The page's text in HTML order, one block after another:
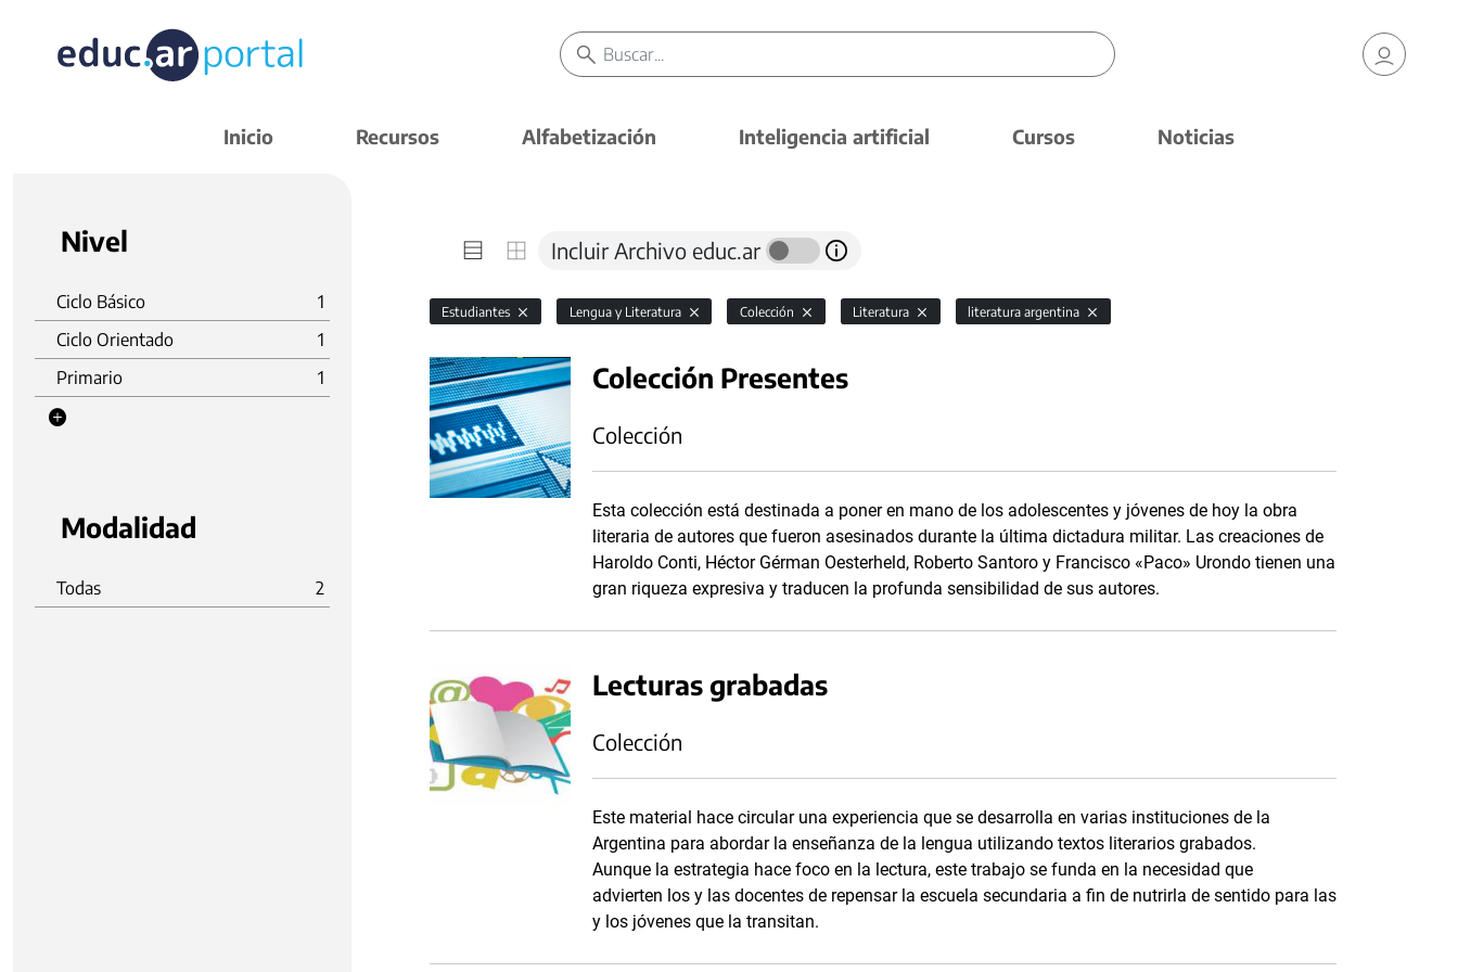
Inicio Recursos Alfabetización Inteligencia artificial Cursos Noticias
Nivel
Ciclo Básico
1
Ciclo Orientado
1
Primario
1
Modalidad
Todas 2
Incluir Archivo educ.ar
Estudiantes Lengua y Literatura Colección Literatura literatura argentina
Colección Presentes
Colección
Esta colección está destinada a poner en mano de los adolescentes y jóvenes de hoy la obra
literaria de autores que fueron asesinados durante la última dictadura militar. Las creaciones de
Haroldo Conti, Héctor Gérman Oesterheld, Roberto Santoro y Francisco «Paco» Urondo tienen una
gran riqueza expresiva y traducen la profunda sensibilidad de sus autores.
Lecturas grabadas
Colección
Este material hace circular una experiencia que se desarrolla en varias instituciones de la
Argentina para abordar la enseñanza de la lengua utilizando textos literarios grabados.
Aunque la estrategia hace foco en la lectura, este trabajo se funda en la necesidad que
advierten los y las docentes de repensar la escuela secundaria a fin de nutrirla de sentido para las
y los jóvenes que la transitan.